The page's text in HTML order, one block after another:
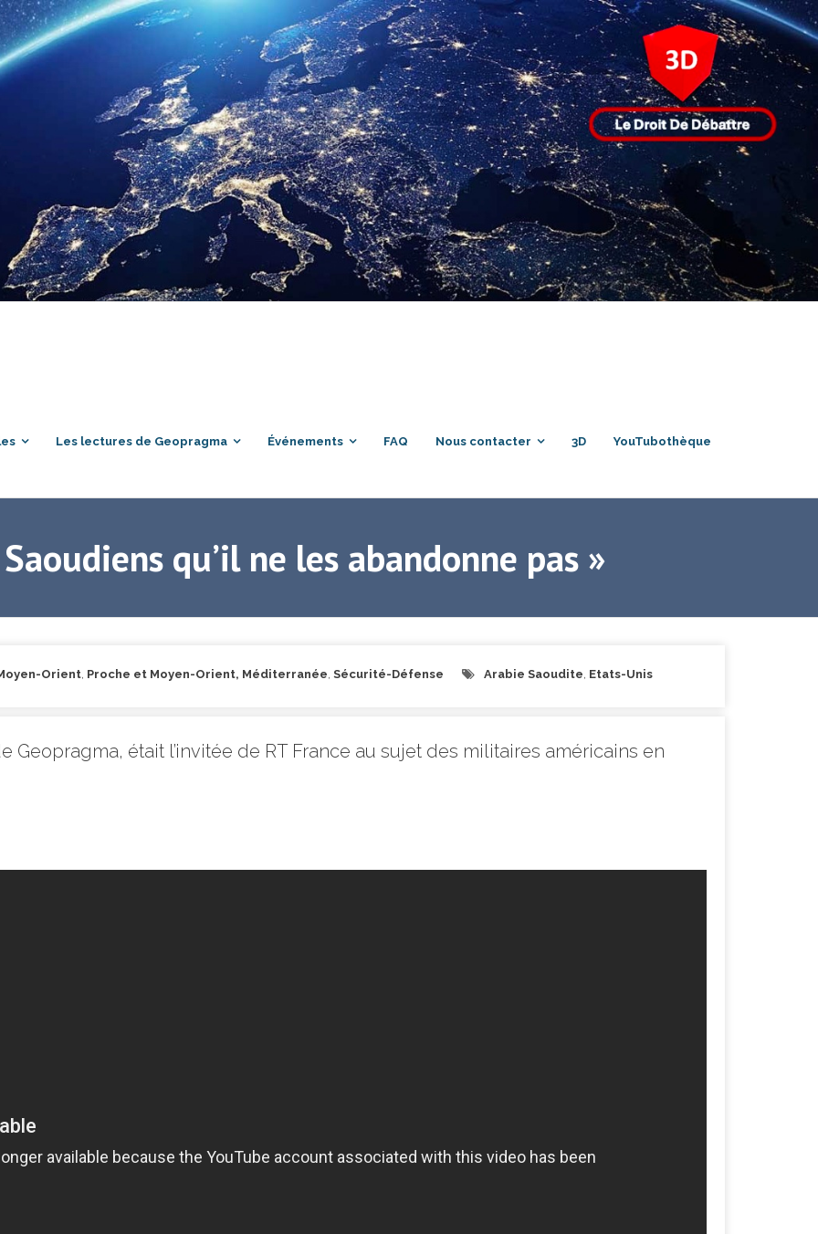
Les lectures de Geopragma Événements FAQ Nous contacter 3D YouTubothèque
qu’il ne les abandonne pas »
Orient Proche et Moyen-Orient, Méditerranée Sécurité-Défense Arabie Saoudite Etats-Unis
était l’invitée de RT France au sujet des militaires américains en